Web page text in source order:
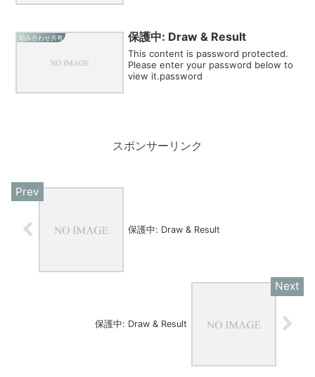
組み合わせ共有 保護中: Draw & Result
This content is password protected.
Please enter your password below to
view it.password
スポンサーリンク
保護中: Draw & Result
保護中: Draw & Result